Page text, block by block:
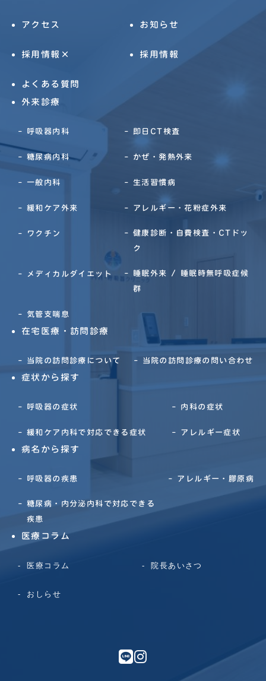
アクセス お知らせ
採用情報× 採用情報
よくある質問
外来診療
呼吸器内科 即日CT検査
糖尿病内科 かぜ・発熱外来
一般内科 生活習慣病
緩和ケア外来 アレルギー・花粉症外来
ワクチン
健康診断・自費検査・CTドッ
ク
メディカルダイエット
睡眠外来 / 睡眠時無呼吸症候
群
気管支喘息
在宅医療・訪問診療
当院の訪問診療について 当院の訪問診療の問い合わせ
症状から探す
呼吸器の症状 内科の症状
緩和ケア内科で対応できる症状 アレルギー症状
病名から探す
呼吸器の疾患 アレルギー・膠原病
糖尿病・内分泌内科で対応できる
疾患
医療コラム
医療コラム 院長あいさつ
おしらせ